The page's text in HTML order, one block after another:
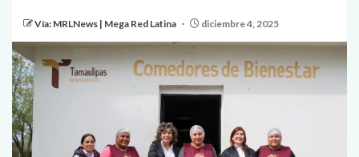
Vía: MRLNews | Mega Red Latina diciembre 4, 2025